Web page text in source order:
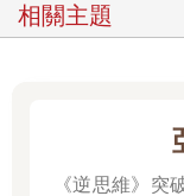
相關主題
《逆思維》突